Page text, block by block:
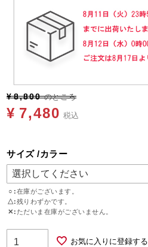
¥ 8,800 のところ
¥ 7,480 税込
サイズ
カラー
○
在庫がございます。
△ 残りわずかです。
✕
ただいま在庫がございません。
お気に入りに登録する